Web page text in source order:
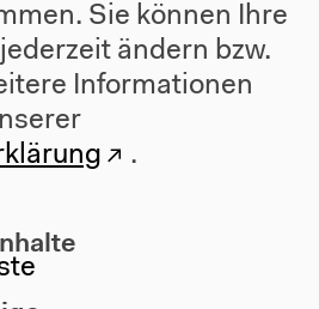
Sie können Ihre
ändern bzw.
Informationen
.